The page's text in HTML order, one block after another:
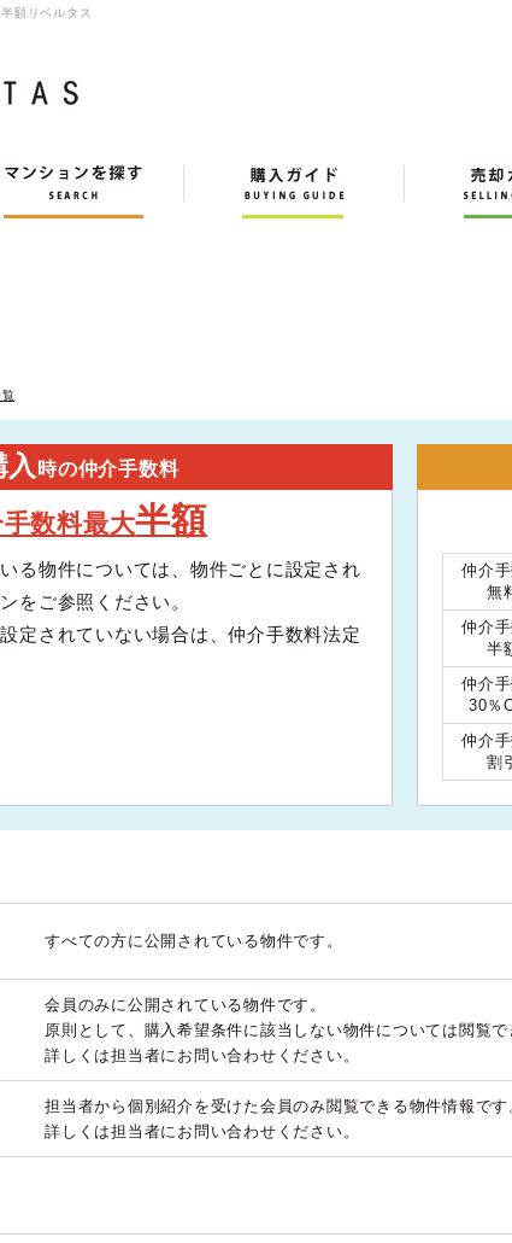
額リベルタス
入 時の仲介手数料
数料最大半額
る物件については、物件ごとに設定され
をご参照ください。
定されていない場合は、仲介手数料法定
仲介
無
仲介
半
仲介
30％
仲介
割引
すべての方に公開されている物件です。
会員のみに公開されている物件です。
原則として、購入希望条件に該当しない物件については閲覧で
詳しくは担当者にお問い合わせください。
担当者から個別紹介を受けた会員のみ閲覧できる物件情報です
詳しくは担当者にお問い合わせください。